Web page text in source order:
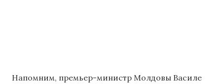
Напомним, премьер-министр Молдовы Василе